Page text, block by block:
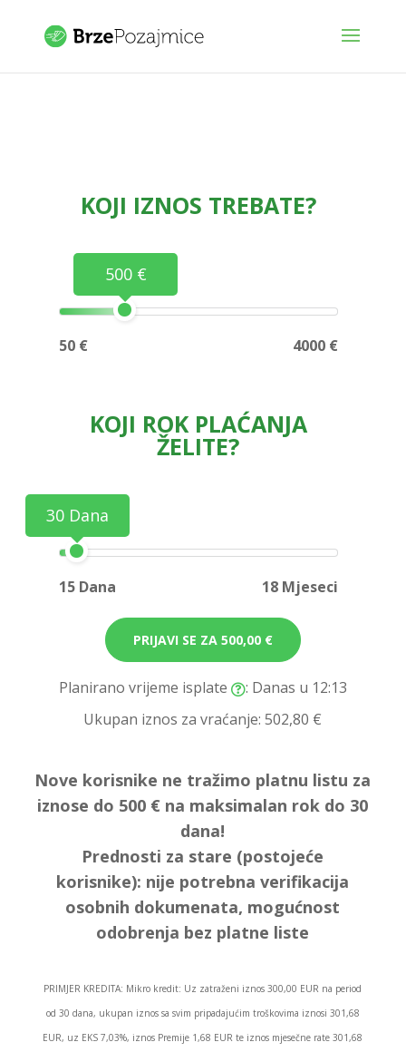
KOJI IZNOS TREBATE?
500 €
50 € 4000 €
KOJI ROK PLAĆANJA
ŽELITE?
30 Dana
15 Dana 18 Mjeseci
PRIJAVI SE ZA 500,00 €
Planirano vrijeme isplate
: Danas u 12:13
Ukupan iznos za vraćanje:502,80 €
Nove korisnike ne tražimo platnu listu za
iznose do 500 € na maksimalan rok do 30
dana!
Prednosti za stare (postojeće
korisnike): nije potrebna verifikacija
osobnih dokumenata, mogućnost
odobrenja bez platne liste
PRIMJER KREDITA: Mikro kredit: Uz zatraženi iznos 300,00 EUR na period
od 30 dana, ukupan iznos sa svim pripadajućim troškovima iznosi 301,68
EUR, uz EKS 7,03%, iznos Premije 1,68 EUR te iznos mjesečne rate 301,68